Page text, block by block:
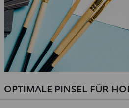
OPTIMALE PINSEL FÜR